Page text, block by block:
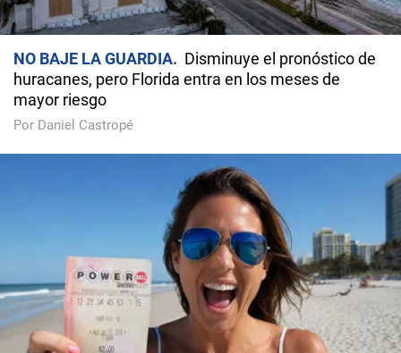
NO BAJE LA GUARDIA
Disminuye el pronóstico de
huracanes, pero Florida entra en los meses de
mayor riesgo
Por Daniel Castropé